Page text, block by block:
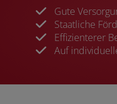
Gute
Staatliche
Effizienterer
Auf